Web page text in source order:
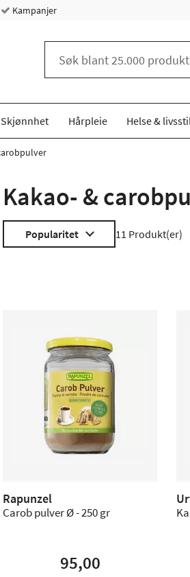
Kampanjer
Skjønnhet Hårpleie Helse &
Kakao- &
Popularitet 11 Produkt(er)
Rapunzel
Carob pulver Ø - 250 gr
95,00